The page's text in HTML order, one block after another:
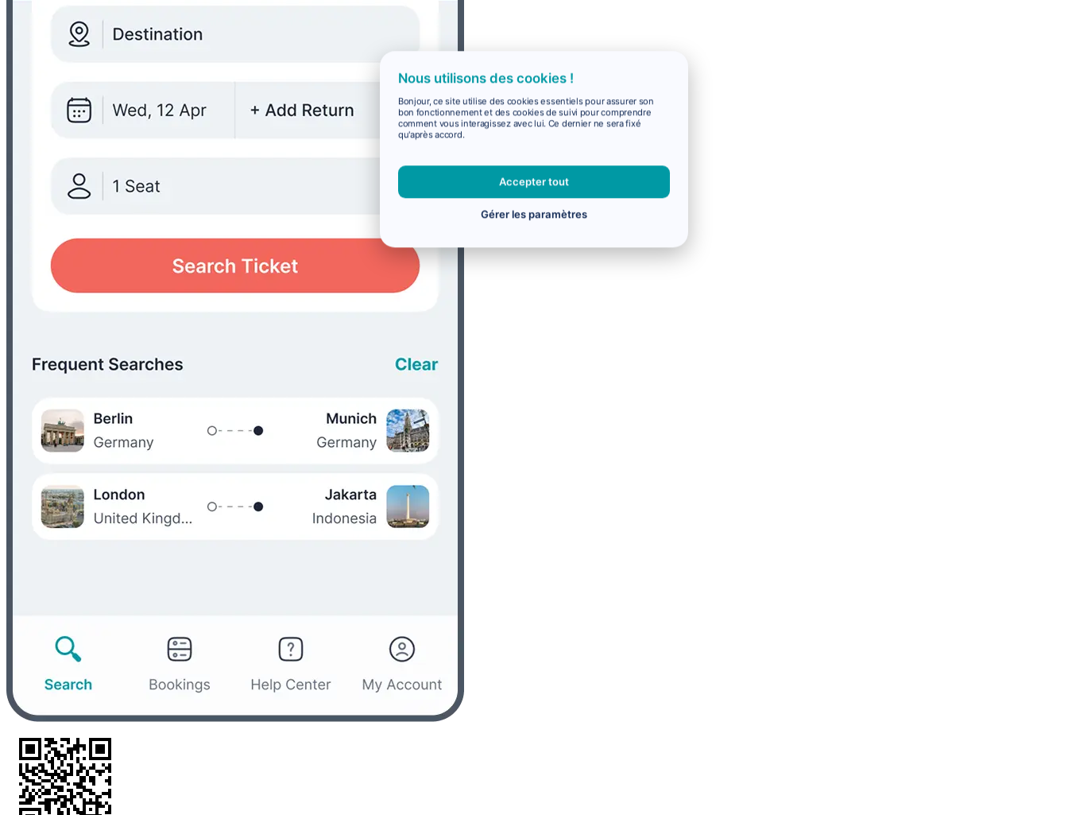
Nous utilisons des cookies !
Bonjour, ce site utilise des cookies essentiels pour assurer son
bon fonctionnement et des cookies de suivi pour comprendre
comment vous interagissez avec lui. Ce dernier ne sera fixé
qu'après accord.
Accepter tout
Gérer les paramètres